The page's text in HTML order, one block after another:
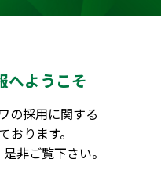
へようこそ
の採用に関する
おります。
非ご覧下さい。